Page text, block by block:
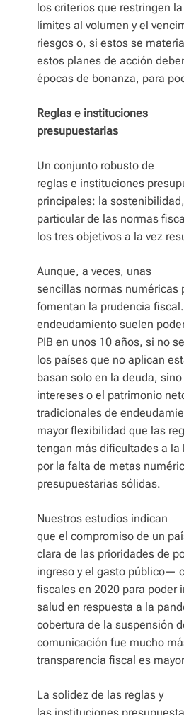
los criterios que restringen
límites al volumen y el
riesgos o, si estos se
estos planes de acción
épocas de bonanza, para
Reglas e instituciones
presupuestarias
Un conjunto robusto de
reglas e instituciones
principales: la
particular de las normas
los tres objetivos a la vez
Aunque, a veces, unas
sencillas normas numéricas
fomentan la prudencia
endeudamiento suelen
PIB en unos 10 años, si no
los países que no aplican
basan solo en la deuda,
intereses o el patrimonio
tradicionales de
mayor flexibilidad que las
tengan más dificultades a
por la falta de metas
presupuestarias sólidas.
Nuestros estudios indican
que el compromiso de un
clara de las prioridades de
ingreso y el gasto público—
fiscales en 2020 para poder
salud en respuesta a la
cobertura de la suspensión
comunicación fue mucho
transparencia fiscal es
La solidez de las reglas y